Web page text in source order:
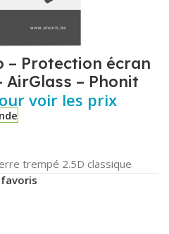
– Protection écran
– Phonit
voir les prix
trempé 2.5D classique